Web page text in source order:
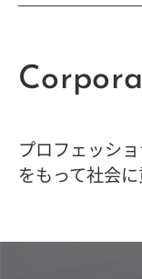
プロフェッシ
をもって社会